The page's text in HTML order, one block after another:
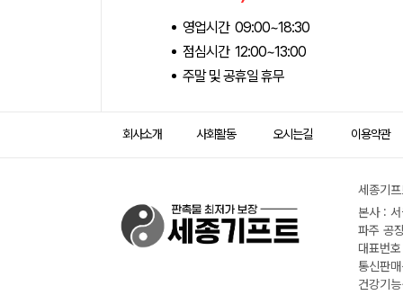
영업시간 09:00~18:30
점심시간 12:00~13:00
주말 및 공휴일 휴무
회사소개 사회활동 오시는길 이용약관
세종기
본사 :
파주 공
대표번
통신판
건강기